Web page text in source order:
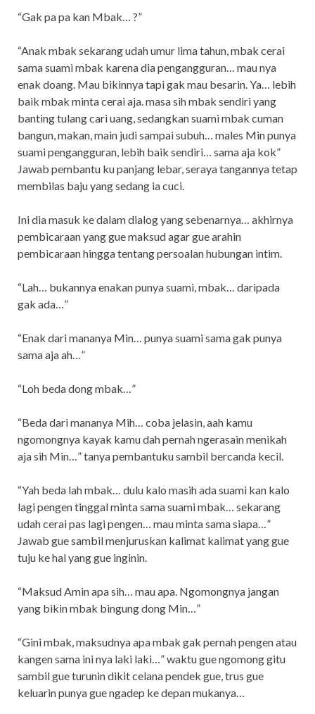
“Gak pa pa kan Mbak… ?”
“Anak mbak sekarang udah umur lima tahun, mbak cerai
sama suami mbak karena dia pengangguran… mau nya
enak doang. Mau bikinnya tapi gak mau besarin. Ya… lebih
baik mbak minta cerai aja. masa sih mbak sendiri yang
banting tulang cari uang, sedangkan suami mbak cuman
bangun, makan, main judi sampai subuh… males Min punya
suami pengangguran, lebih baik sendiri… sama aja kok”
Jawab pembantu ku panjang lebar, seraya tangannya tetap
membilas baju yang sedang ia cuci.
Ini dia masuk ke dalam dialog yang sebenarnya… akhirnya
pembicaraan yang gue maksud agar gue arahin
pembicaraan hingga tentang persoalan hubungan intim.
“Lah… bukannya enakan punya suami, mbak… daripada
gak ada…”
“Enak dari mananya Min… punya suami sama gak punya
sama aja ah…”
“Loh beda dong mbak…”
“Beda dari mananya Mih… coba jelasin, aah kamu
ngomongnya kayak kamu dah pernah ngerasain menikah
aja sih Min…” tanya pembantuku sambil bercanda kecil.
“Yah beda lah mbak… dulu kalo masih ada suami kan kalo
lagi pengen tinggal minta sama suami mbak… sekarang
udah cerai pas lagi pengen… mau minta sama siapa…”
Jawab gue sambil menjuruskan kalimat kalimat yang gue
tuju ke hal yang gue inginin.
“Maksud Amin apa sih… mau apa. Ngomongnya jangan
yang bikin mbak bingung dong Min…”
“Gini mbak, maksudnya apa mbak gak pernah pengen atau
kangen sama ini nya laki laki…” waktu gue ngomong gitu
sambil gue turunin dikit celana pendek gue, trus gue
keluarin punya gue ngadep ke depan mukanya…